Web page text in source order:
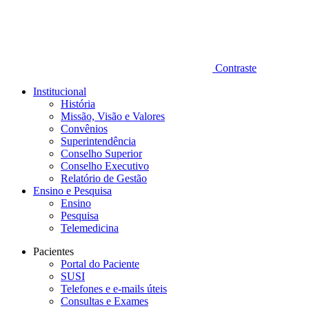
Contraste
Institucional
História
Missão, Visão e Valores
Convênios
Superintendência
Conselho Superior
Conselho Executivo
Relatório de Gestão
Ensino e Pesquisa
Ensino
Pesquisa
Telemedicina
Pacientes
Portal do Paciente
SUSI
Telefones e e-mails úteis
Consultas e Exames